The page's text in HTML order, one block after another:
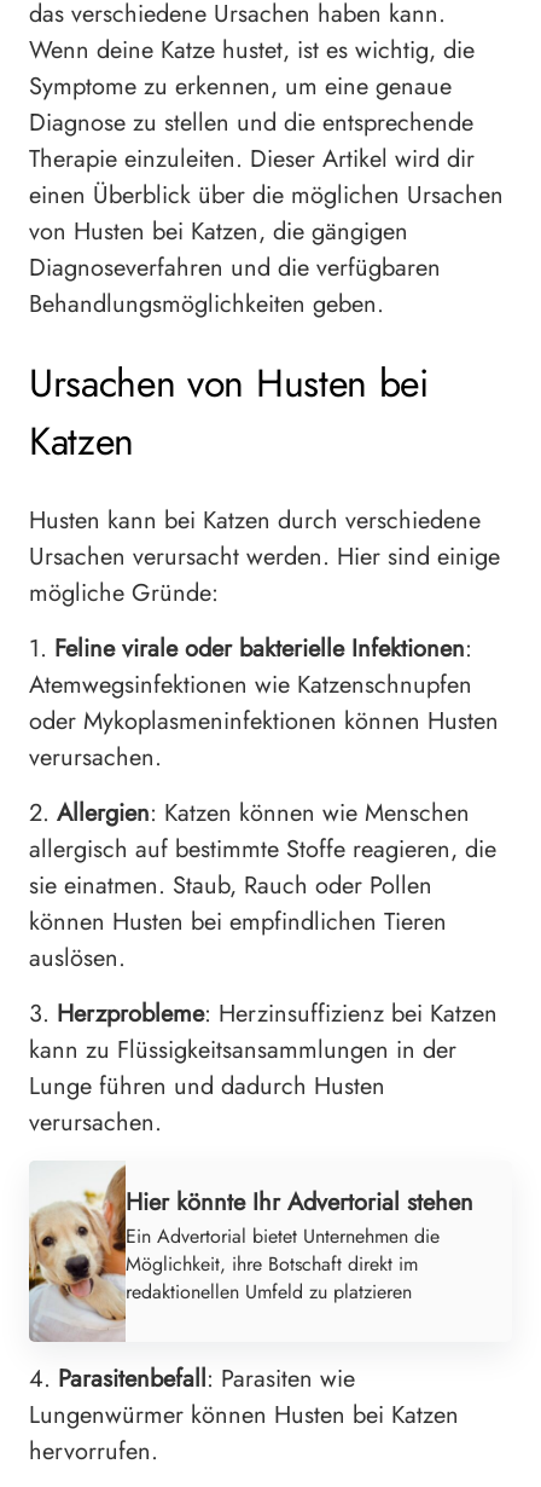
das verschiedene Ursachen haben kann.
Wenn deine Katze hustet, ist es wichtig, die
Symptome zu erkennen, um eine genaue
Diagnose zu stellen und die entsprechende
Therapie einzuleiten. Dieser Artikel wird dir
einen Überblick über die möglichen Ursachen
von Husten bei Katzen, die gängigen
Diagnoseverfahren und die verfügbaren
Behandlungsmöglichkeiten geben.
Ursachen von Husten bei
Katzen
Husten kann bei Katzen durch verschiedene
Ursachen verursacht werden. Hier sind einige
mögliche Gründe:
1. Feline virale oder bakterielle Infektionen:
Atemwegsinfektionen wie Katzenschnupfen
oder Mykoplasmeninfektionen können Husten
verursachen.
2. Allergien: Katzen können wie Menschen
allergisch auf bestimmte Stoffe reagieren, die
sie einatmen. Staub, Rauch oder Pollen
können Husten bei empfindlichen Tieren
auslösen.
3. Herzprobleme: Herzinsuffizienz bei Katzen
kann zu Flüssigkeitsansammlungen in der
Lunge führen und dadurch Husten
verursachen.
Hier könnte Ihr Advertorial stehen
Ein Advertorial bietet Unternehmen die
Möglichkeit, ihre Botschaft direkt im
redaktionellen Umfeld zu platzieren
4. Parasitenbefall: Parasiten wie
Lungenwürmer können Husten bei Katzen
hervorrufen.